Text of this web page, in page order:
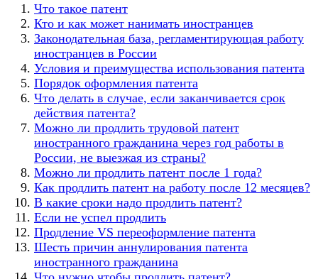
Что такое патент
Кто и как может нанимать иностранцев
Законодательная база, регламентирующая работу
иностранцев в России
Условия и преимущества использования патента
Порядок оформления патента
Что делать в случае, если заканчивается срок
действия патента?
Можно ли продлить трудовой патент
иностранного гражданина через год работы в
России, не выезжая из страны?
Можно ли продлить патент после 1 года?
Как продлить патент на работу после 12 месяцев?
В какие сроки надо продлить патент?
Если не успел продлить
Продление VS переоформление патента
Шесть причин аннулирования патента
иностранного гражданина